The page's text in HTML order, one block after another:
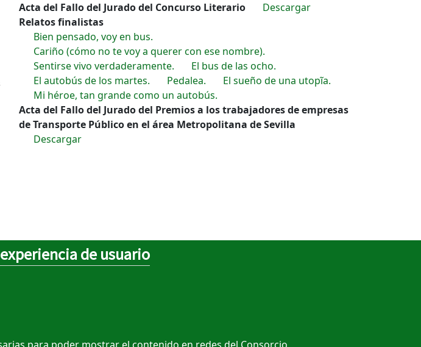
Acta del Fallo del Jurado del Concurso Literario
Descargar
Relatos finalistas
Bien pensado, voy en bus.
Cariño (cómo no te voy a querer con ese nombre).
Sentirse vivo verdaderamente.
El bus de las ocho.
El autobús de los martes.
Pedalea.
El sueño de una utopĩa.
Mi héroe, tan grande como un autobús.
Acta del Fallo del Jurado del Premios a los trabajadores de empresas
de Transporte Público en el área Metropolitana de Sevilla
Descargar
de usuario